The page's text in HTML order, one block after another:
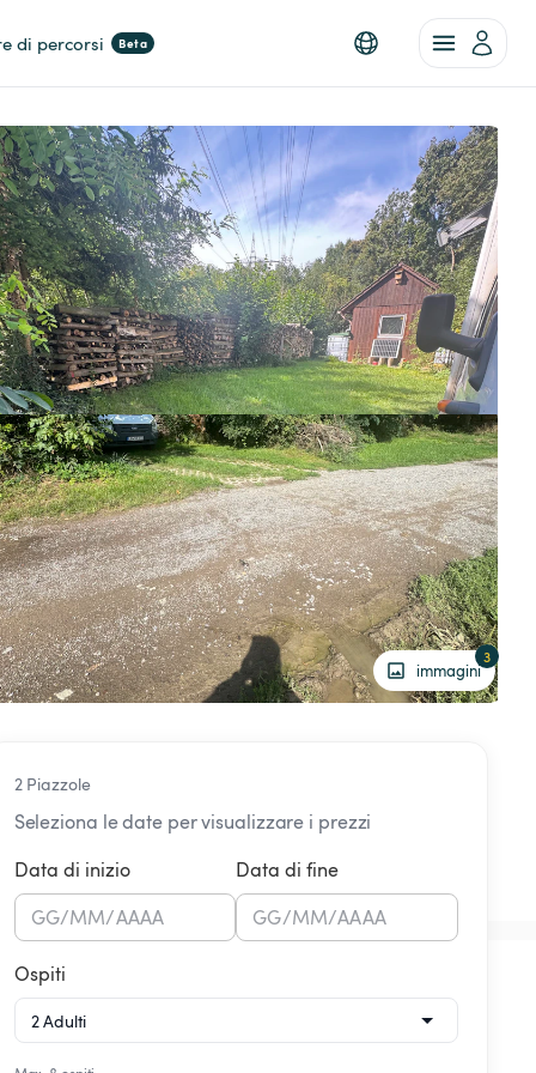
di percorsi Beta
immagini
3
2 Piazzole
Seleziona le date per visualizzare i prezzi
Data di inizio
GG/MM/AAAA
Data di fine
GG/MM/AAAA
Ospiti